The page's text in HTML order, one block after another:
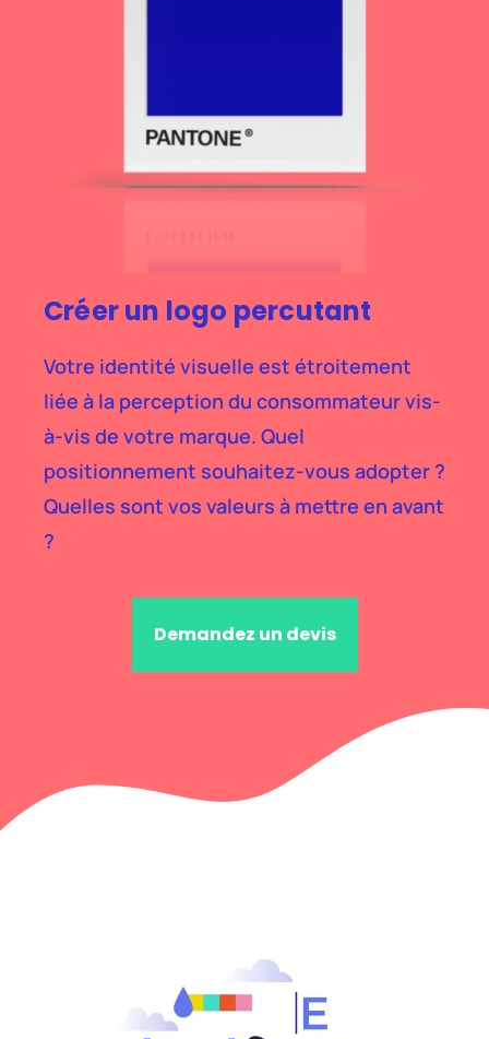
Créer un logo percutant
Votre identité visuelle est étroitement
liée à la perception du consommateur vis-
à-vis de votre marque. Quel
positionnement souhaitez-vous adopter ?
Quelles sont vos valeurs à mettre en avant
?
Demandez un devis